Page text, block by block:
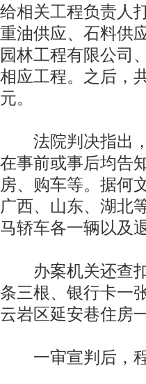
给相关工程负责人
重油供应、石料供
园林工程有限公司
相应工程。之后，
元。
法院判决指出，
在事前或事后均告
房、购车等。据何
广西、山东、湖北
马轿车各一辆以及
办案机关还查扣
条三根、银行卡一
云岩区延安巷住房
一审宣判后，程